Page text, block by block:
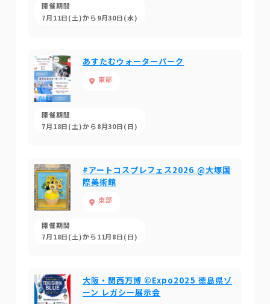
開催期間
7月11日(土)から9月30日(水)
あすたむウォーターパーク
東部
開催期間
7月18日(土)から8月30日(日)
#アートコスプレフェス2026 @大塚国
際美術館
東部
開催期間
7月18日(土)から11月8日(日)
大阪・関西万博 ©Expo2025 徳島県ゾ
ーン レガシー展示会